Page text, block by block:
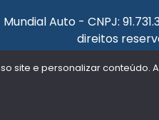
Mundial Auto - CNPJ:
direitos
site e personalizar conteúdo.